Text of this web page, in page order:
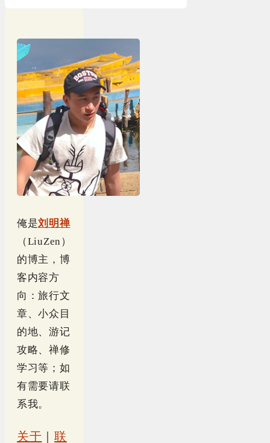
俺是刘明禅
（LiuZen）
的博主，博
客内容方
向：旅行文
章、小众目
的地、游记
攻略、禅修
学习等；如
有需要请联
系我。
关于 ｜联